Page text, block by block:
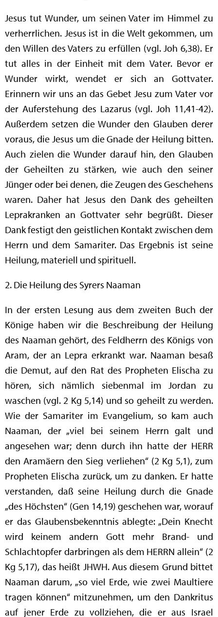
Jesus tut Wunder, um seinen Vater im Himmel zu
verherrlichen. Jesus ist in die Welt gekommen, um
den Willen des Vaters zu erfüllen (vgl. Joh 6,38). Er
tut alles in der Einheit mit dem Vater. Bevor er
Wunder wirkt, wendet er sich an Gottvater.
Erinnern wir uns an das Gebet Jesu zum Vater vor
der Auferstehung des Lazarus (vgl. Joh 11,41-42).
Außerdem setzen die Wunder den Glauben derer
voraus, die Jesus um die Gnade der Heilung bitten.
Auch zielen die Wunder darauf hin, den Glauben
der Geheilten zu stärken, wie auch den seiner
Jünger oder bei denen, die Zeugen des Geschehens
waren. Daher hat Jesus den Dank des geheilten
Leprakranken an Gottvater sehr begrüßt. Dieser
Dank festigt den geistlichen Kontakt zwischen dem
Herrn und dem Samariter. Das Ergebnis ist seine
Heilung, materiell und spirituell.
2. Die Heilung des Syrers Naaman
In der ersten Lesung aus dem zweiten Buch der
Könige haben wir die Beschreibung der Heilung
des Naaman gehört, des Feldherrn des Königs von
Aram, der an Lepra erkrankt war. Naaman besaß
die Demut, auf den Rat des Propheten Elischa zu
hören, sich nämlich siebenmal im Jordan zu
waschen (vgl. 2 Kg 5,14) und so geheilt zu werden.
Wie der Samariter im Evangelium, so kam auch
Naaman, der „viel bei seinem Herrn galt und
angesehen war; denn durch ihn hatte der HERR
den Aramäern den Sieg verliehen“ (2 Kg 5,1), zum
Propheten Elischa zurück, um zu danken. Er hatte
verstanden, daß seine Heilung durch die Gnade
„des Höchsten“ (Gen 14,19) geschehen war, worauf
er das Glaubensbekenntnis ablegte: „Dein Knecht
wird keinem andern Gott mehr Brand- und
Schlachtopfer darbringen als dem HERRN allein“ (2
Kg 5,17), das heißt JHWH. Aus diesem Grund bittet
Naaman darum, „so viel Erde, wie zwei Maultiere
tragen können“ mitzunehmen, um den Dankritus
auf jener Erde zu vollziehen, die er aus Israel